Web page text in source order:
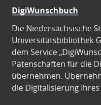
DigiWunschbuch
Die Niedersächsische
Universitätsbibliothek
dem Service
Patenschaften für die
übernehmen.
die Digitalisierung